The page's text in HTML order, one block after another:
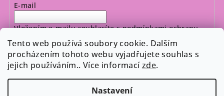
Tento web používá soubory cookie. Dalším
procházením tohoto webu vyjadřujete souhlas s
jejich používáním.. Více informacízde.
Nastavení
E-mail
Vložením e-mailu souhlasíte spodmínkami ochrany
osobních údajů
Přihlásit se